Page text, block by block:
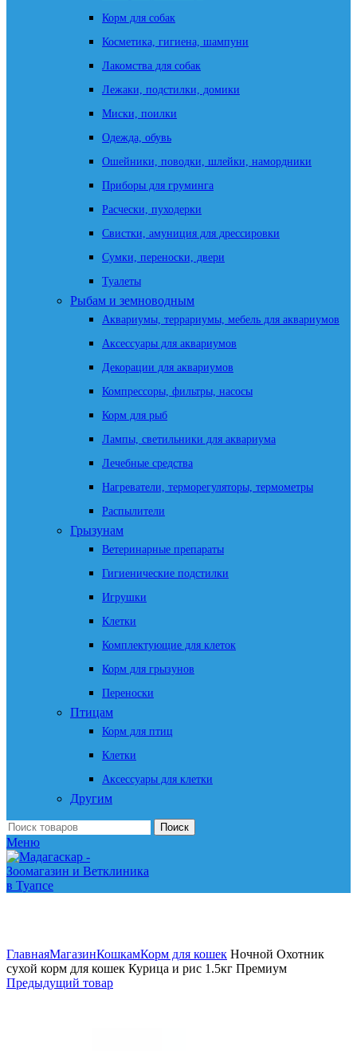
Корм для собак
Косметика, гигиена, шампуни
Лакомства для собак
Лежаки, подстилки, домики
Миски, поилки
Одежда, обувь
Ошейники, поводки, шлейки, намордники
Приборы для груминга
Расчески, пуходерки
Свистки, амуниция для дрессировки
Сумки, переноски, двери
Туалеты
Рыбам и земноводным
Аквариумы, террариумы, мебель для аквариумов
Аксессуары для аквариумов
Декорации для аквариумов
Компрессоры, фильтры, насосы
Корм для рыб
Лампы, светильники для аквариума
Лечебные средства
Нагреватели, терморегуляторы, термометры
Распылители
Грызунам
Ветеринарные препараты
Гигиенические подстилки
Игрушки
Клетки
Комплектующие для клеток
Корм для грызунов
Переноски
Птицам
Корм для птиц
Клетки
Аксессуары для клетки
Другим
Поиск
Меню
ГлавнаяМагазинКошкамКорм для кошек Ночной Охотник
сухой корм для кошек Курица и рис 1.5кг Премиум
Предыдущий товар